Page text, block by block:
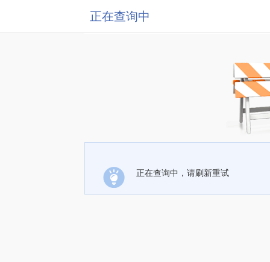
正在查询中
正在查询中，请刷新重试